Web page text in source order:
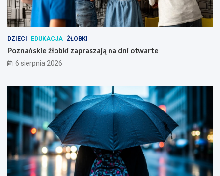
ń
s
k
m
DZIECI EDUKACJA ŻŁOBKI
Poznańskie żłobki zapraszają na dni otwarte
6 sierpnia 2026